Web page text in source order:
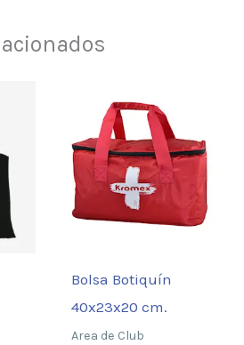
Bolsa Botiquín
40x23x20 cm.
Area de Club